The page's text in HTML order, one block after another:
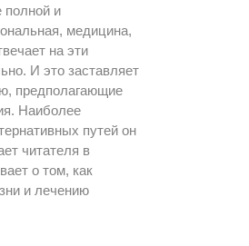
полной и
медицина,
на эти
И это заставляет
предполагающие
Наиболее
путей он
читателя в
о том, как
и лечению